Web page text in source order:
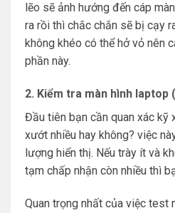
lẽo sẽ ảnh hướng đến cáp
ra rồi thì chắc chắn sẽ bị cạy
không khéo có thể hở vỏ nên
phần này.
2. Kiểm tra màn hình laptop
Đầu tiên bạn cần quan xác kỹ
xướt nhiều hay không? việc
lượng hiển thị. Nếu trày ít và
tạm chấp nhận còn nhiều thì
Quan trọng nhất của việc test